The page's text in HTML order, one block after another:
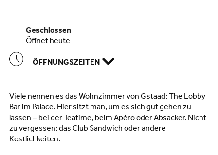
geschlossen
öffnet heute
ÖFFNUNGSZEITEN
Viele nennen es das Wohnzimmer von Gstaad: The Lobby
Bar im Palace. Hier sitzt man, um es sich gut gehen zu
lassen – bei der Teatime, beim Apéro oder Absacker. Nicht
zu vergessen: das Club Sandwich oder andere
Köstlichkeiten.